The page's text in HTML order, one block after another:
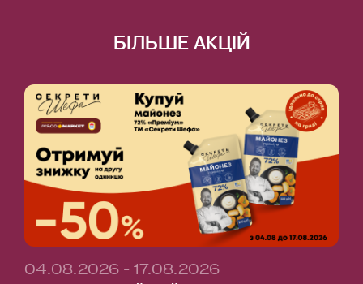
БІЛЬШЕ АКЦІЙ
04.08.2026 - 17.08.2026